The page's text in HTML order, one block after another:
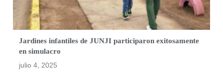
Jardines infantiles de JUNJI participaron exitosamente
en simulacro
julio 4, 2025